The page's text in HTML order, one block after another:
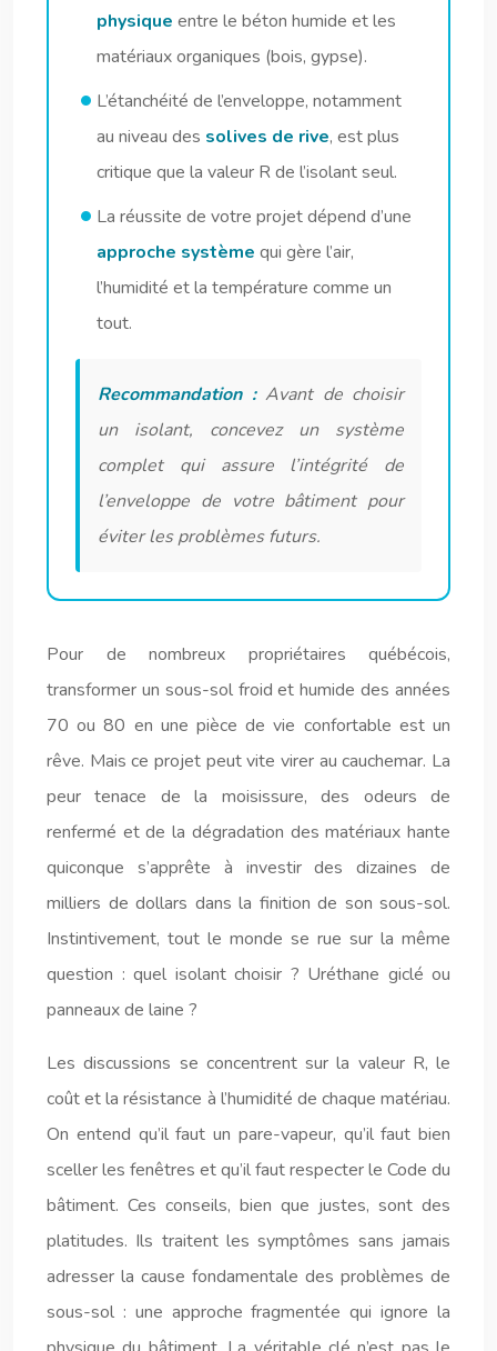
physique entre le béton humide et les
matériaux organiques (bois, gypse).
L’étanchéité de l’enveloppe, notamment
au niveau des solives de rive, est plus
critique que la valeur R de l’isolant seul.
La réussite de votre projet dépend d’une
approche système qui gère l’air,
l’humidité et la température comme un
tout.
Recommandation :Avant de choisir
un isolant, concevez un système
complet qui assure l’intégrité de
l’enveloppe de votre bâtiment pour
éviter les problèmes futurs.
Pour de nombreux propriétaires québécois,
transformer un sous-sol froid et humide des années
70 ou 80 en une pièce de vie confortable est un
rêve. Mais ce projet peut vite virer au cauchemar. La
peur tenace de la moisissure, des odeurs de
renfermé et de la dégradation des matériaux hante
quiconque s’apprête à investir des dizaines de
milliers de dollars dans la finition de son sous-sol.
Instintivement, tout le monde se rue sur la même
question : quel isolant choisir ? Uréthane giclé ou
panneaux de laine ?
Les discussions se concentrent sur la valeur R, le
coût et la résistance à l’humidité de chaque matériau.
On entend qu’il faut un pare-vapeur, qu’il faut bien
sceller les fenêtres et qu’il faut respecter le Code du
bâtiment. Ces conseils, bien que justes, sont des
platitudes. Ils traitent les symptômes sans jamais
adresser la cause fondamentale des problèmes de
sous-sol : une approche fragmentée qui ignore la